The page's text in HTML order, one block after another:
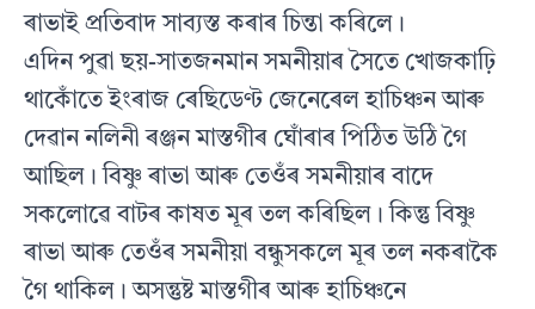
ৰাভাই প্রতিবাদ সাব্যস্ত কৰাৰ চিন্তা কৰিলে।
এদিন পুৱা ছয়-সাতজনমান সমনীয়াৰ সৈতে খোজকাঢ়ি
থাকোঁতে ইংৰাজ ৰেছিডেণ্ট জেনেৰেল হাচিঞ্চন আৰু
দেৱান নলিনী ৰঞ্জন মাস্তগীৰ ঘোঁৰাৰ পিঠিত উঠি গৈ
আছিল। বিষ্ণু ৰাভা আৰু তেওঁৰ সমনীয়াৰ বাদে
সকলোৱে বাটৰ কাষত মূৰ তল কৰিছিল। কিন্তু বিষ্ণু
ৰাভা আৰু তেওঁৰ সমনীয়া বন্ধুসকলে মূৰ তল নকৰাকৈ
গৈ থাকিল। অসন্তুষ্ট মাস্তগীৰ আৰু হাচিঞ্চনে